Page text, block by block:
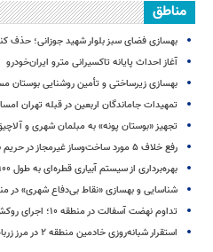
مناطق
بهسازی فضای سبز بلوار شهید جوزانی؛ حذف
آغاز احداث پایانه تاکسیرانی مترو ایران‌خودرو
بهسازی زیرساختی و تأمین روشنایی بوستان
تمهیدات جاماندگان اربعین در قبله تهران امسال ۲ برابر
تجهیز «بوستان پونه» به مبلمان شهری و
رفع خلاف ۵ مورد ساخت‌وساز غیرمجاز در حریم ناحیه ۴ منطقه ۱۹
بهره‌برداری از سیستم آبیاری قطره‌ای به طول ۹۰۰ متر از بلوار امیرکبیر در منطقه ۲۲
شناسایی و بهسازی «نقاط بی‌دفاع شهری» در
تداوم نهضت آسفالت در منطقه ۱۰؛ اجرای روکش مکانیزه خیابان قزوین
استقرار شبانه‌روزی خادمین منطقه ۲ در مرز زرباطیه تا بازگشت آخرین زائر